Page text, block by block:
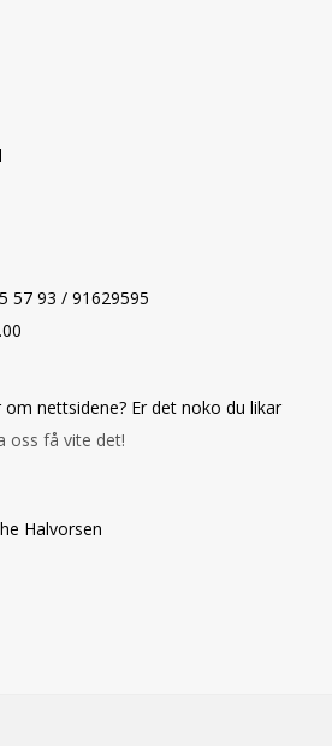
57 93 / 91629595
nettsidene? Er det noko du likar
oss få vite det!
Halvorsen